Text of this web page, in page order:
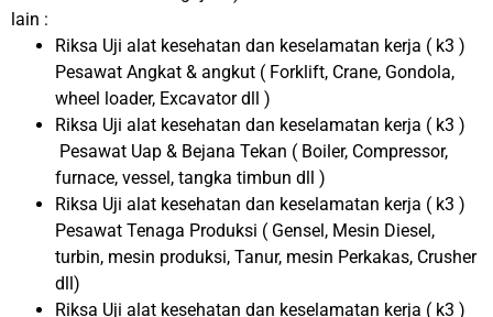
lain :
Riksa Uji alat kesehatan dan keselamatan kerja ( k3 )
Pesawat Angkat & angkut ( Forklift, Crane, Gondola,
wheel loader, Excavator dll )
Riksa Uji alat kesehatan dan keselamatan kerja ( k3 )
Pesawat Uap & Bejana Tekan ( Boiler, Compressor,
furnace, vessel, tangka timbun dll )
Riksa Uji alat kesehatan dan keselamatan kerja ( k3 )
Pesawat Tenaga Produksi ( Gensel, Mesin Diesel,
turbin, mesin produksi, Tanur, mesin Perkakas, Crusher
dll)
Riksa Uji alat kesehatan dan keselamatan kerja ( k3 )